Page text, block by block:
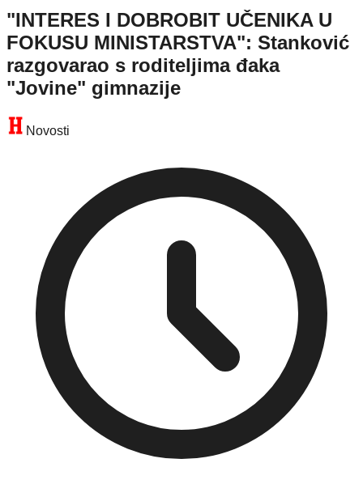
"INTERES I DOBROBIT UČENIKA U
FOKUSU MINISTARSTVA": Stanković
razgovarao s roditeljima đaka
"Jovine" gimnazije
Novosti